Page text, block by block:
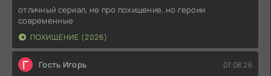
отличный сериал, не про похищение, но героии
современные
ПОХИЩЕНИЕ (2026)
Г Гость Игорь 07.08.26